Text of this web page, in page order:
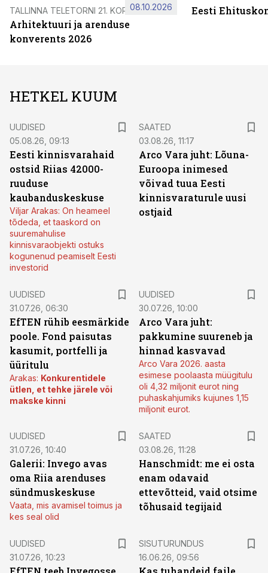
TALLINNA TELETORNI 21. KORRUSEL
Arhitektuuri ja arenduse
konverents 2026
08.10.2026 Eesti
HETKEL KUUM
UUDISED
05.08.26, 09:13
Eesti kinnisvarahaid
ostsid Riias 42000-
ruuduse
kaubanduskeskuse
Viljar Arakas: On heameel
tõdeda, et taaskord on
suuremahulise
kinnisvaraobjekti ostuks
kogunenud peamiselt Eesti
investorid
SAATED
03.08.26, 11:17
Arco Vara juht: Lõuna-
Euroopa inimesed
võivad tuua Eesti
kinnisvaraturule uusi
ostjaid
UUDISED
31.07.26, 06:30
EfTEN rühib eesmärkide
poole. Fond paisutas
kasumit, portfelli ja
üüritulu
Arakas: Konkurentidele
ütlen, et tehke järele või
makske kinni
UUDISED
30.07.26, 10:00
Arco Vara juht:
pakkumine suureneb ja
hinnad kasvavad
Arco Vara 2026. aasta
esimese poolaasta müügitulu
oli 4,32 miljonit eurot ning
puhaskahjumiks kujunes 1,15
miljonit eurot.
UUDISED
31.07.26, 10:40
Galerii: Invego avas
oma Riia arenduses
sündmuskeskuse
Vaata, mis avamisel toimus ja
kes seal olid
SAATED
03.08.26, 11:28
Hanschmidt: me ei osta
enam odavaid
ettevõtteid, vaid otsime
tõhusaid tegijaid
UUDISED
31.07.26, 10:23
SISUTURUNDUS
16.06.26, 09:56